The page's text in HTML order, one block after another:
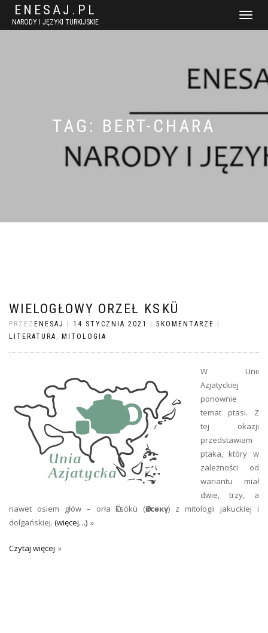
ENESAJ.PL
NARODY I JĘZYKI TURKIJSKIE
WŁĄCZ
TAG: BERT-CHARA
WIELOGŁOWY ORZEŁ ӦKSӦKÜ
PRZEZ ENESAJ 14 STYCZNIA 2021 5KOMENTARZE
LITERATURA , MITOLOGIA
W Unii
Azjatyckiej
ponownie
temat ptasi. Z
tej okazji
przedstawiam
ptaka, który w
zależności od
wariantu miał
dwie, trzy, a
nawet osiem głów – orła Ӧksӧkü (Өксөкү) z mitologii jakuckiej i
dołgańskiej. (więcej…)
Czytaj więcej